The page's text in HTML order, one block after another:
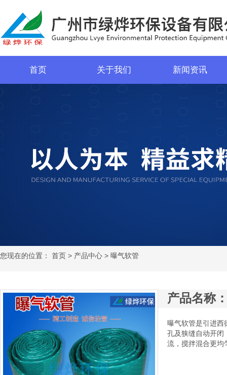
首页 关于我们 新闻资讯
产品名称
曝气软管是引进西
孔及狭缝自动开闭
流，搅拌混合更均
您现在的位置： 首页 > 产品中心 > 曝气软管